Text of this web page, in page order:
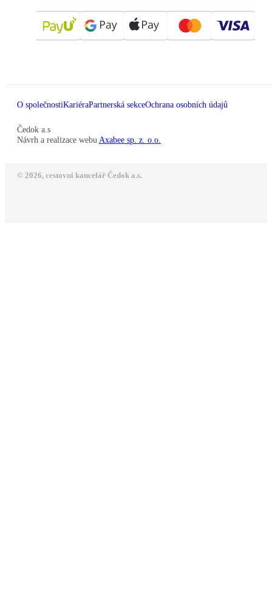
O společnostiKariéraPartnerská sekceOchrana osobních údajů
Čedok a.s
Návrh a realizace webu Axabee sp. z. o.o.
© 2026, cestovní kancelář Čedok a.s.